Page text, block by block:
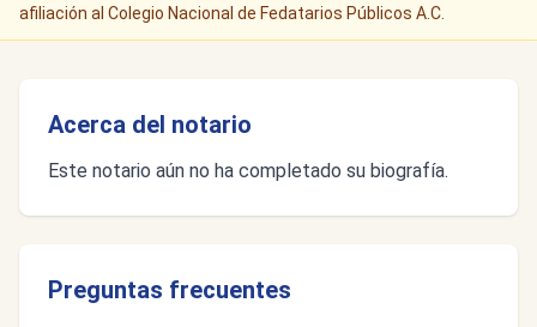
afiliación al Colegio Nacional de Fedatarios Públicos A.C.
Acerca del notario
Este notario aún no ha completado su biografía.
Preguntas frecuentes